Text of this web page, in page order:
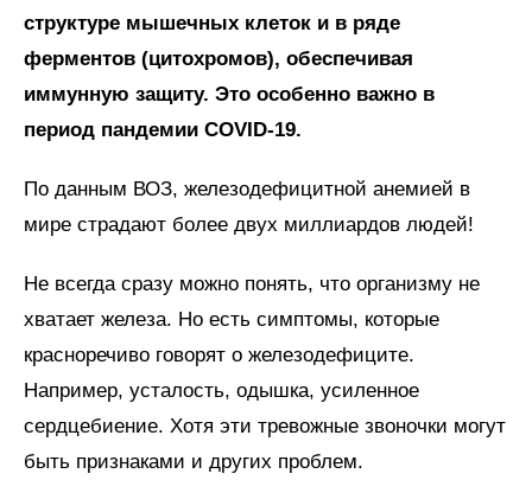
структуре мышечных клеток и в ряде
ферментов (цитохромов), обеспечивая
иммунную защиту. Это особенно важно в
период пандемии COVID-19.
По данным ВОЗ, железодефицитной анемией в
мире страдают более двух миллиардов людей!
Не всегда сразу можно понять, что организму не
хватает железа. Но есть симптомы, которые
красноречиво говорят о железодефиците.
Например, усталость, одышка, усиленное
сердцебиение. Хотя эти тревожные звоночки могут
быть признаками и других проблем.